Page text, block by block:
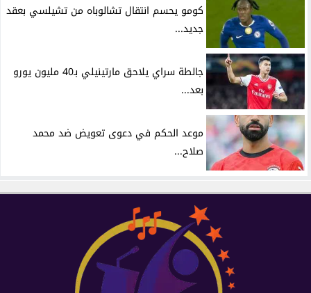
كومو يحسم انتقال تشالوباه من تشيلسي بعقد
جديد...
جالطة سراي يلاحق مارتينيلي بـ40 مليون يورو
بعد...
موعد الحكم في دعوى تعويض ضد محمد
صلاح...